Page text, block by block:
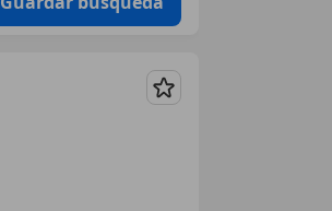
Guardar